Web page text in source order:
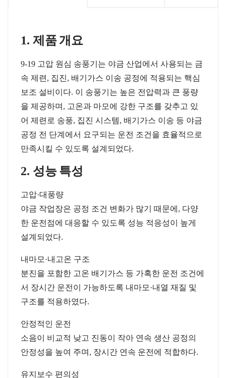
1. 제품개요
9-19 고압 원심 송풍기는 야금 산업에서 사용되는 금
속 제련, 집진, 배기가스 이송 공정에 적용되는 핵심
보조 설비이다. 이 송풍기는 높은 전압력과 큰 풍량
을 제공하며 , 고온과 마모에 강한 구조를 갖추고 있
어 제련로 송풍, 집진 시스템, 배기가스 이송 등 야금
공정 전 단계에서 요구되는 운전 조건을 효율적으로
만족시킬 수 있도록 설계되었다.
2. 성능특성
고압·대풍량
야금 작업장은 공정 조건 변화가 많기 때문에 , 다양
한 운전점에 대응할 수 있도록 성능 적응성이
높게
설계되었다.
내마모·내고온 구조
분진을 포함한 고온 배기가스 등 가혹한 운전 조건에
서 장시간 운전이 가능하도록 내마모·내열 재질 및
구조를 적용하였다.
안정적인 운전
소음이
비교적 낮고 진동이 작아 연속 생산 공정의
안정성을 높여 주며 , 장시간 연속 운전에 적합하다.
유지보수 편의성